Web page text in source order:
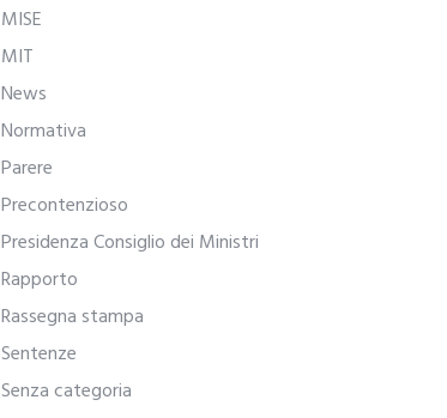
MISE
MIT
News
Normativa
Parere
Precontenzioso
Presidenza Consiglio dei Ministri
Rapporto
Rassegna stampa
Sentenze
Senza categoria